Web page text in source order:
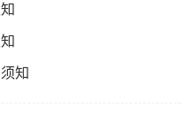
知